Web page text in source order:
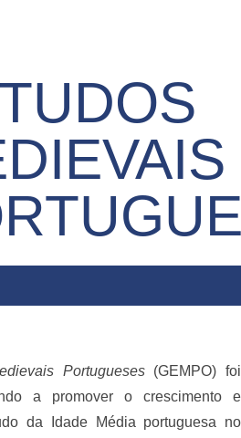
Portugueses(GEMPO) foi
a promover o crescimento e
da Idade Média portuguesa no